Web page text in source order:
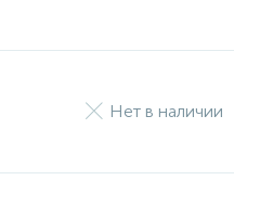
Нет в наличии